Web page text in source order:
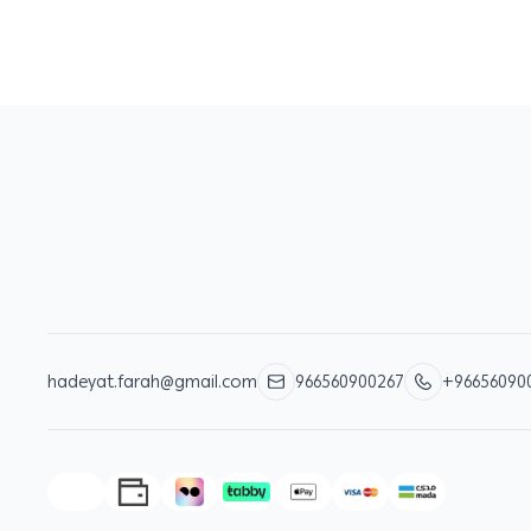
966560900267
hadeyat.farah@gmail.com